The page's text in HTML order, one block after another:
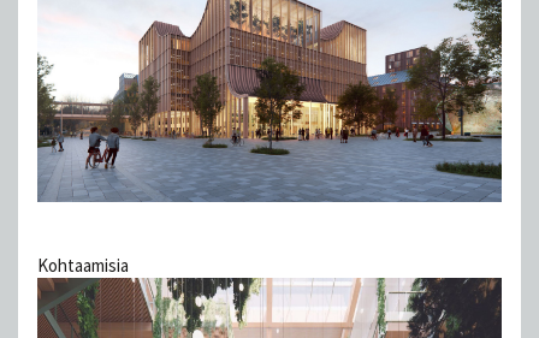
Kohtaamisia